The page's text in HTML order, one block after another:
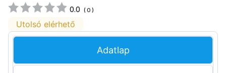
0.0 (0 )
Utolsó elérhető
Adatlap